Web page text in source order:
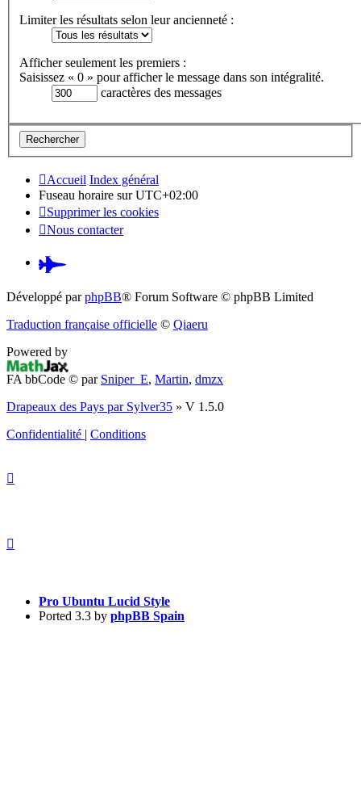
Limiter les résultats selon leur ancienneté :
Afficher seulement les premiers :
Saisissez « 0 » pour afficher le message dans son intégralité.
caractères des messages
Accueil Index général
Fuseau horaire surUTC+02:00
Supprimer les cookies
Nous contacter
Pardus.at
(S’ouvre
nouvel
Développé parphpBB® Forum Software © phpBB Limited
Traduction française officielle © Qiaeru
Powered by
FA bbCode © par Sniper_E, Martin, dmzx
Drapeaux des Pays par Sylver35 » V 1.5.0
Confidentialité | Conditions
Pro Ubuntu Lucid Style
Ported 3.3 by phpBB Spain